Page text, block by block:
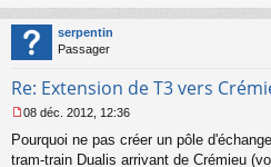
g
e
n
n
u
serpentin
Passager
Re: Extension de T3 vers
e
s
08 déc. 2012, 12:36
Pourquoi ne pas créer un pôle
tram-train Dualis arrivant de Crémieu